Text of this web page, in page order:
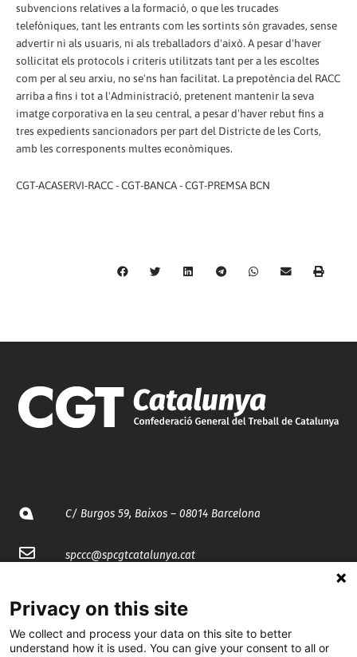
subvencions relatives a la formació, o que les trucades
telefòniques, tant les entrants com les sortints són gravades, sense
advertir ni als usuaris, ni als treballadors d'això. A pesar d'haver
sol·licitat els protocols i criteris utilitzats tant per a les escoltes
com per al seu arxiu, no se'ns han facilitat. La prepotència del RACC
arriba a fins i tot a l'Administració, pretenent mantenir la seva
imatge corporativa en la seu central, a pesar d'haver rebut fins a
tres expedients sancionadors per part del Districte de les Corts,
amb les corresponents multes econòmiques.
CGT-ACASERVI-RACC - CGT-BANCA - CGT-PREMSA BCN
C/ Burgos 59, Baixos – 08014 Barcelona
spccc@spcgtcatalunya.cat
@CGTCatalunya
Privacy on this site
We collect and process your data on this site to better
understand how it is used. You can give your consent to all or